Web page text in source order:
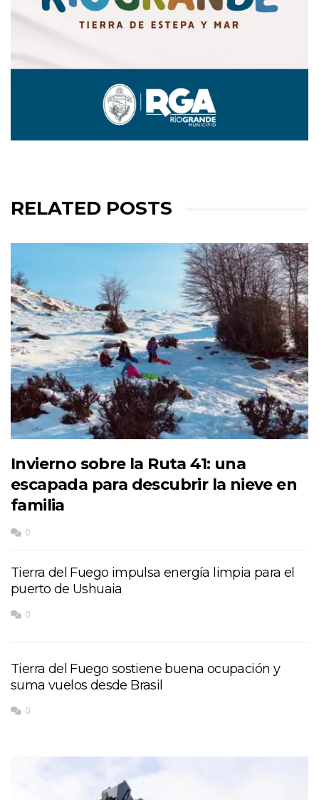
RELATED POSTS
Invierno sobre la Ruta 41: una
escapada para descubrir la nieve en
familia
0
Tierra del Fuego impulsa energía limpia para el
puerto de Ushuaia
0
Tierra del Fuego sostiene buena ocupación y
suma vuelos desde Brasil
0